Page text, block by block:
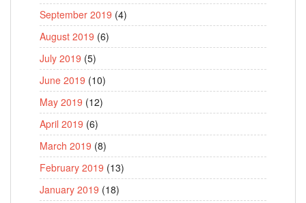
September 2019 (4)
August 2019 (6)
July 2019 (5)
June 2019 (10)
May 2019 (12)
April 2019 (6)
March 2019 (8)
February 2019 (13)
January 2019 (18)